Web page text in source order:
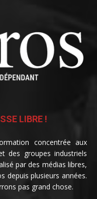
LIBRE !
concentrée aux
des groupes industriels
par des médias libres,
depuis plusieurs années.
pas grand chose.